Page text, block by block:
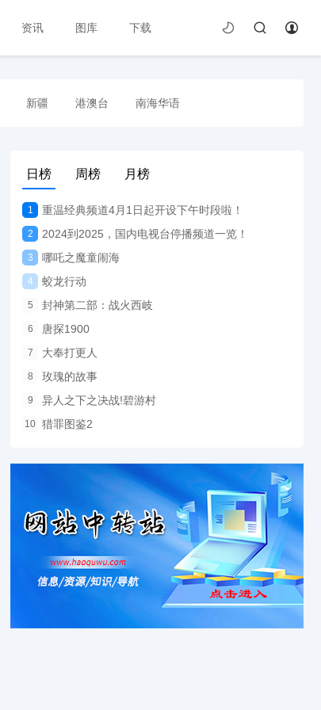
资讯 图库 下载
新疆 港澳台 南海华语
日榜 周榜 月榜
1 重温经典频道4月1日起开设下午时段啦！
2 2024到2025，国内电视台停播频道一览！
3 哪吒之魔童闹海
4 蛟龙行动
5 封神第二部：战火西岐
6 唐探1900
7 大奉打更人
8 玫瑰的故事
9 异人之下之决战!碧游村
10 猎罪图鉴2